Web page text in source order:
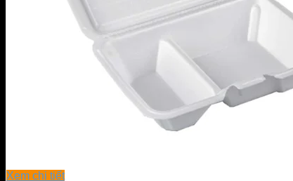
Xem chi tiết